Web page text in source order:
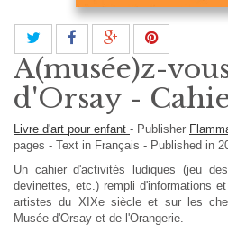
A(musée)z-
d'Orsay -
Livre d'art pour enfant - Publisher
pages - Text in Français - Published in
Un cahier d'activités ludiques (jeu
devinettes, etc.) rempli d'informations
artistes du XIXe siècle et sur les
Musée d'Orsay et de l'Orangerie.